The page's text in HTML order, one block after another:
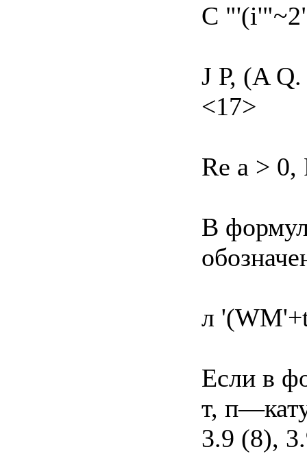
С
J Р, (A
<17>
Re а > 0,
В
л
Если в
т,
3.9 (8),